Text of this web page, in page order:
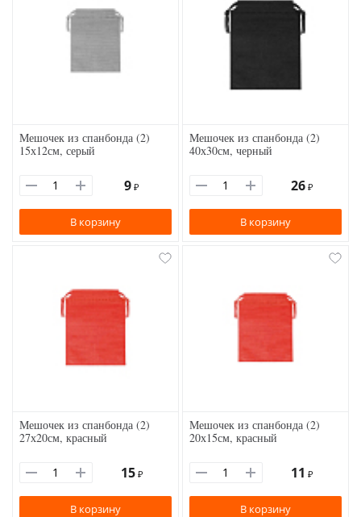
Мешочек из спанбонда (2)
15х12см, серый
9 ₽
В корзину
Мешочек из спанбонда (2)
40х30см, черный
26 ₽
В корзину
Мешочек из спанбонда (2)
27х20см, красный
15 ₽
В корзину
Мешочек из спанбонда (2)
20х15см, красный
11 ₽
В корзину